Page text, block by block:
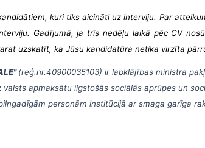
kuri tiks aicināti uz interviju. Par
Gadījumā, ja trīs nedēļu laikā pēc CV
uzskatīt, ka Jūsu kandidatūra netika virzīta
(reģ.nr.40900035103) ir labklājības ministra
apmaksātu ilgstošās sociālās aprūpes un
personām institūcijā ar smaga garīga